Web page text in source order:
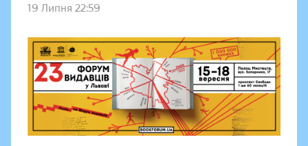
19 Липня 22:59